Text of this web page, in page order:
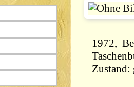
1972,
Zustand: